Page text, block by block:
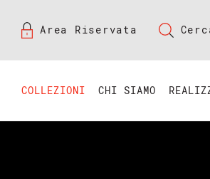
Area Riservata
COLLEZIONI CHI SIAMO